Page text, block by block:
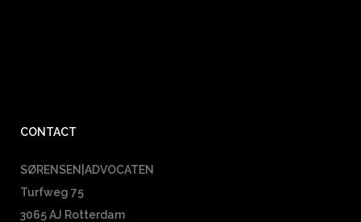
CONTACT
SØRENSEN|ADVOCATEN
Turfweg 75
3065 AJ Rotterdam